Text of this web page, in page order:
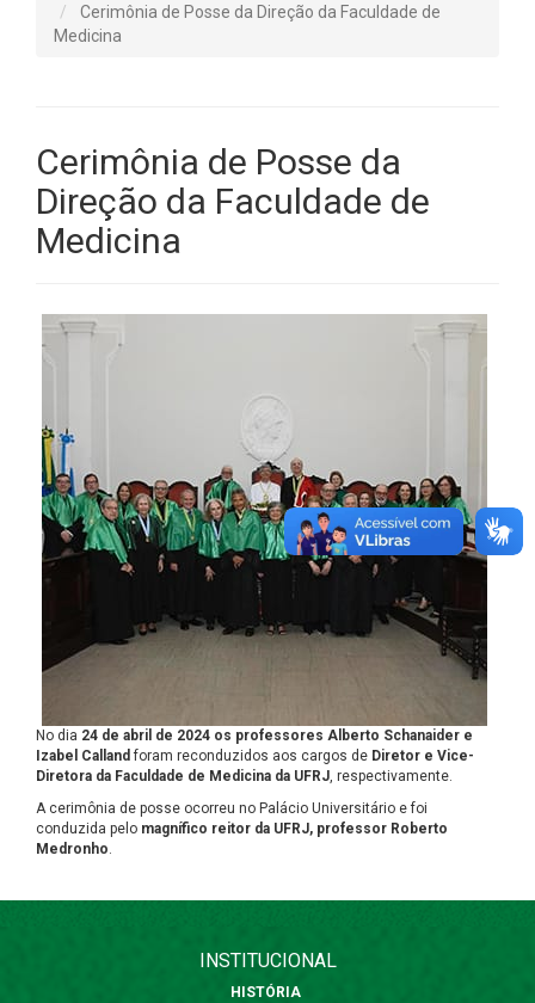
Cerimônia de Posse da Direção da Faculdade de
Medicina
Cerimônia de Posse da
Direção da Faculdade de
Medicina
No dia 24 de abril de 2024 os professores Alberto Schanaider e
Izabel Calland foram reconduzidos aos cargos de Diretor e Vice-
Diretora da Faculdade de Medicina da UFRJ, respectivamente.
A cerimônia de posse ocorreu no Palácio Universitário e foi
conduzida pelo magnífico reitor da UFRJ, professor Roberto
Medronho.
INSTITUCIONAL
HISTÓRIA